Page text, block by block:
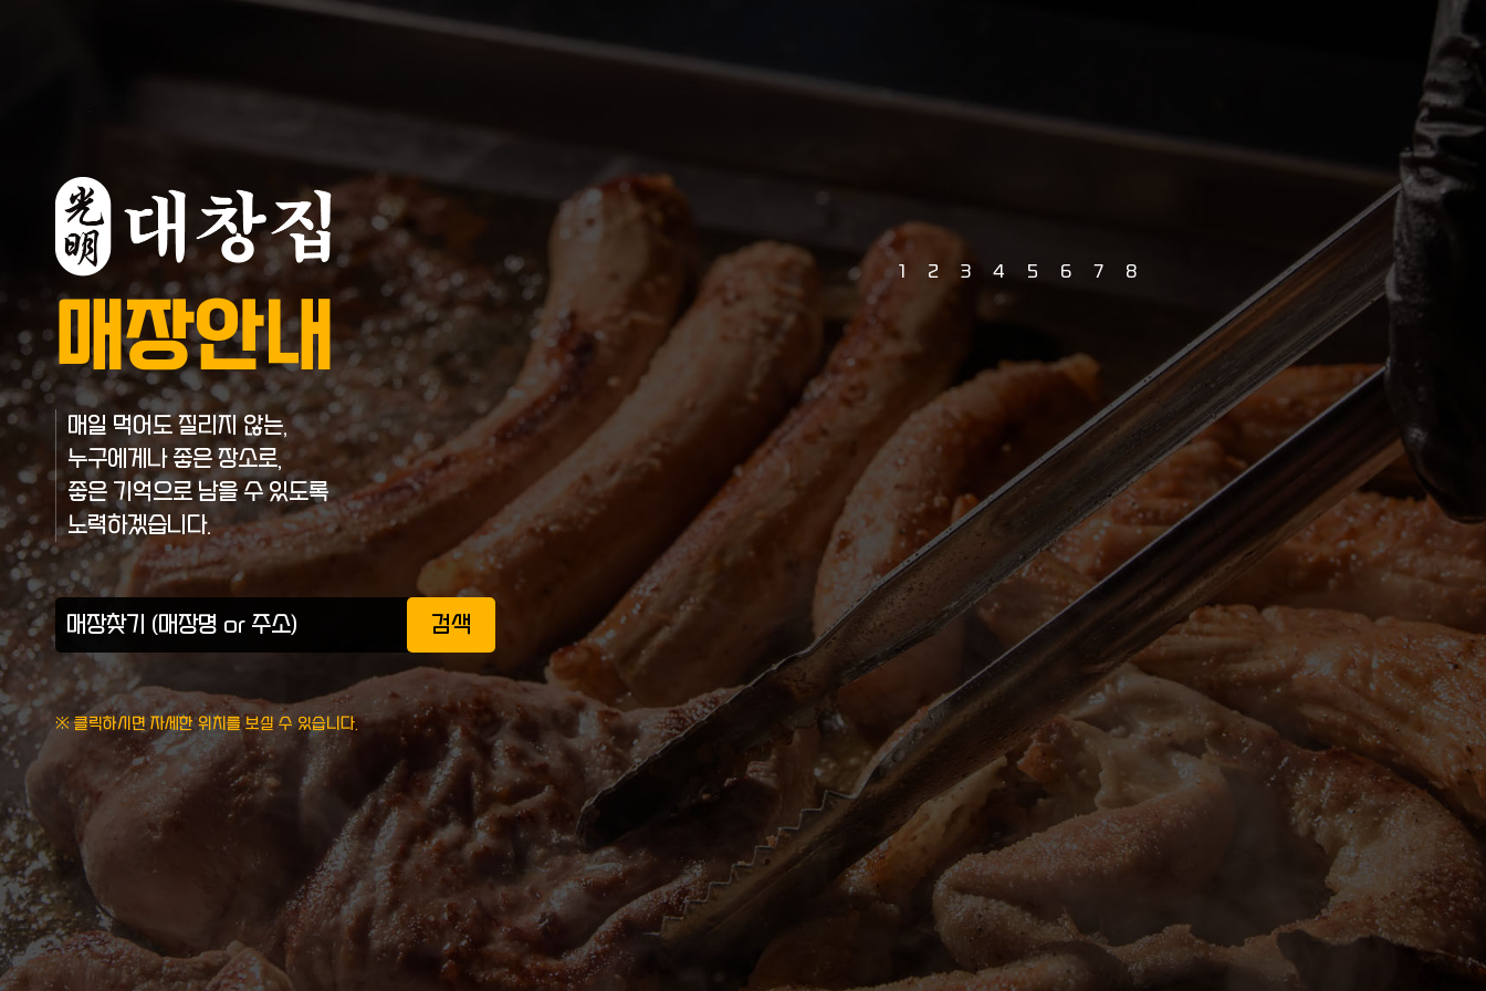
매장안내
매일 먹어도 질리지 않는,
누구에게나 좋은 장소로,
좋은 기억으로 남을 수 있도록
노력하겠습니다.
검색
※ 클릭하시면 자세한 위치를 보실 수 있습니다.
1 2 3 4 5 6 7 8